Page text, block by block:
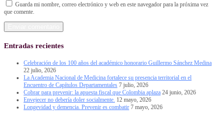
Guarda mi nombre, correo electrónico y web en este navegador para la próxima vez
que comente.
Entradas recientes
Celebración de los 100 años del académico honorario Guillermo Sánchez Medina
22 julio, 2026
La Academia Nacional de Medicina fortalece su presencia territorial en el
Encuentro de Capítulos Departamentales 7 julio, 2026
Cobrar para prevenir: la apuesta fiscal que Colombia aplaza 24 junio, 2026
Envejecer no debería doler socialmente. 12 mayo, 2026
Longevidad y demencia. Prevenir es combatir 7 mayo, 2026